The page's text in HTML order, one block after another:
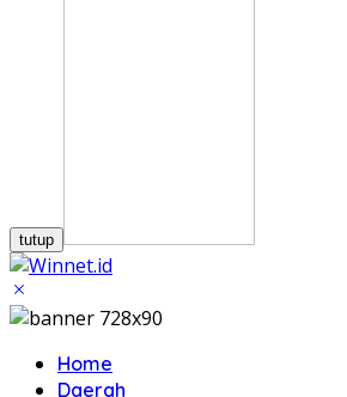
tutup
Home
Daerah